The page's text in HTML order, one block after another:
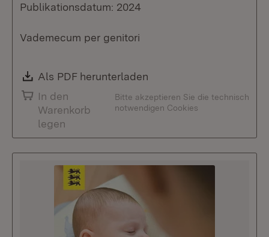
Publikationsdatum: 2024
Vademecum per genitori
Download:
Als PDF herunterladen
In den
Warenkorb
legen
Bitte akzeptieren Sie die technisch
notwendigen Cookies